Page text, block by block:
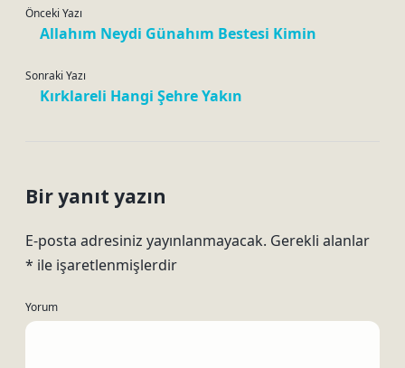
Önceki Yazı
Allahım Neydi Günahım Bestesi Kimin
Sonraki Yazı
Kırklareli Hangi Şehre Yakın
Bir yanıt yazın
E-posta adresiniz yayınlanmayacak. Gerekli alanlar
* ile işaretlenmişlerdir
Yorum